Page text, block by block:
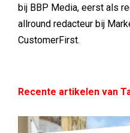
bij BBP Media, eerst als
allround redacteur bij
CustomerFirst.
Recente artikelen van